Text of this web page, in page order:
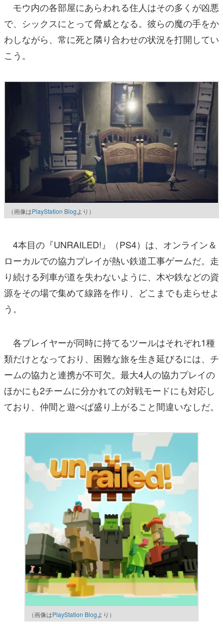
モウ内の各部屋にあらわれる住人はその多くが凶悪
で、シックスにとって脅威となる。彼らの魔の手をか
わしながら、常に死と隣り合わせの状況を打開してい
こう。
（画像はPlayStation Blogより）
4本目の『UNRAILED!』（PS4）は、オンライン＆
ローカルでの協力プレイが熱い鉄道工事ゲームだ。走
り続ける列車が道を失わないように、木や鉄などの資
源をその場で集めて線路を作り、どこまでも走らせよ
う。
各プレイヤーが同時に持てるツールはそれぞれ1種
類だけとなっており、困難な旅を生き延びるには、チ
ームの協力と連携が不可欠。最大4人の協力プレイの
ほかにも2チームに分かれての対戦モードにも対応し
ており、仲間と遊べば盛り上がること間違いなしだ。
（画像はPlayStation Blogより）